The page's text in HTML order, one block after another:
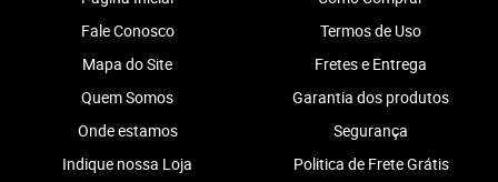
Fale Conosco
Mapa do Site
Quem Somos
Onde estamos
Indique nossa Loja
Termos de Uso
Fretes e Entrega
Garantia dos produtos
Segurança
Politica de Frete Grátis